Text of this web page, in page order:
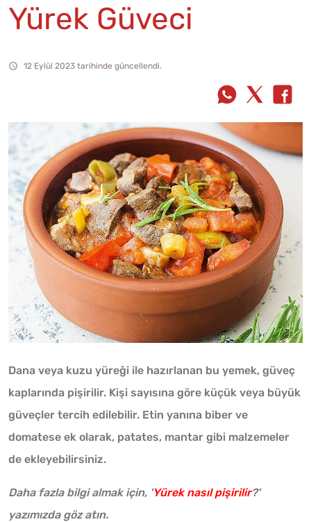
Yürek Güveci
12 Eylül 2023 tarihinde güncellendi.
Dana veya kuzu yüreği ile hazırlanan bu yemek, güveç
kaplarında pişirilir. Kişi sayısına göre küçük veya büyük
güveçler tercih edilebilir. Etin yanına biber ve
domatese ek olarak, patates, mantar gibi malzemeler
de ekleyebilirsiniz.
Daha fazla bilgi almak için, 'Yürek nasıl pişirilir?'
yazımızda göz atın.